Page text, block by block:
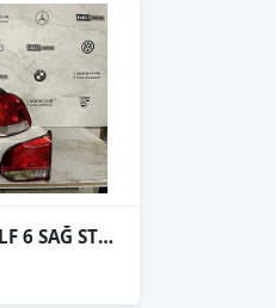
VOLKSWAGEN GOLF 6 SAĞ STOP ORJİNAL SÖKME